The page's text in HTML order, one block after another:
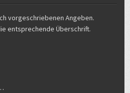
vorgeschriebenen Angeben.
entsprechende Überschrift.